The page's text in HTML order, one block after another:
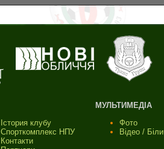
Істория клубу
Спорткомплекс НПУ
Контакти
МУЛЬТИМЕДІА
Фото
Відео /